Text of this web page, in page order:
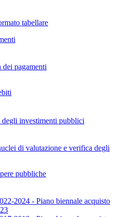
tabellare
pagamenti
investimenti pubblici
di valutazione e verifica degli
pubbliche
2024 - Piano biennale acquisto